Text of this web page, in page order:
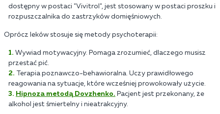
dostępny w postaci "Vivitrol", jest stosowany w postaci proszku i
rozpuszczalnika do zastrzyków domięśniowych.
Oprócz leków stosuje się metody psychoterapii:
Wywiad motywacyjny. Pomaga zrozumieć, dlaczego musisz
przestać pić.
Terapia poznawczo-behawioralna. Uczy prawidłowego
reagowania na sytuacje, które wcześniej prowokowały użycie.
Hipnoza metodą Dovzhenko. Pacjent jest przekonany, że
alkohol jest śmiertelny i nieatrakcyjny.